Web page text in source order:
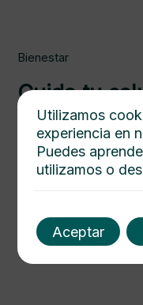
Bienestar
Cuida tu
médicos
saludable
Contáctanos
Utilizamos
experiencia en
Puedes
utilizamos o
Aceptar